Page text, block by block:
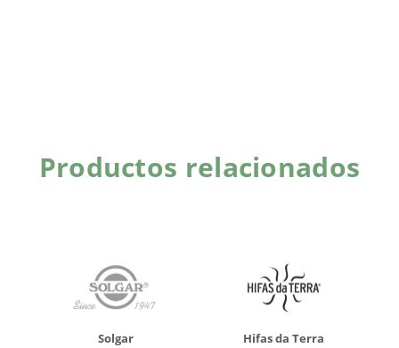
Productos relacionados
Solgar Hifas da Terra